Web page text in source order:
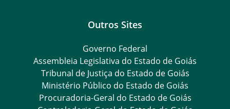
Outros Sites
Governo Federal
Assembleia Legislativa do Estado de Goiás
Tribunal de Justiça do Estado de Goiás
Ministério Público do Estado de Goiás
Procuradoria-Geral do Estado de Goiás